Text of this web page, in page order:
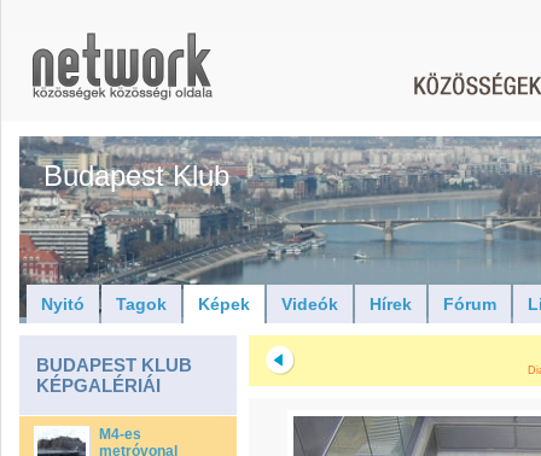
Budapest Klub
Nyitó Tagok Képek Videók Hírek Fórum
BUDAPEST KLUB
KÉPGALÉRIÁI
M4-es
metróvonal